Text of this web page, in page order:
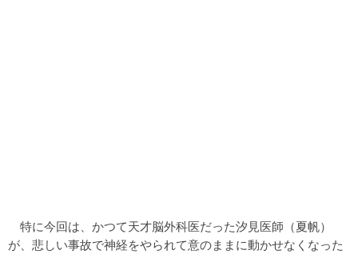
特に今回は、かつて天才脳外科医だった汐見医師（夏帆）
が、悲しい事故で神経をやられて意のままに動かせなくなった